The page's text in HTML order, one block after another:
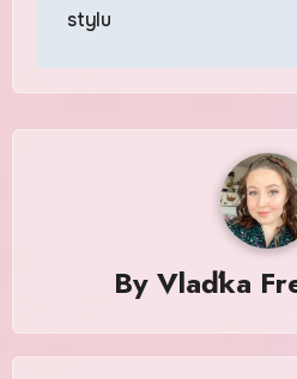
stylu
By Vlaďka